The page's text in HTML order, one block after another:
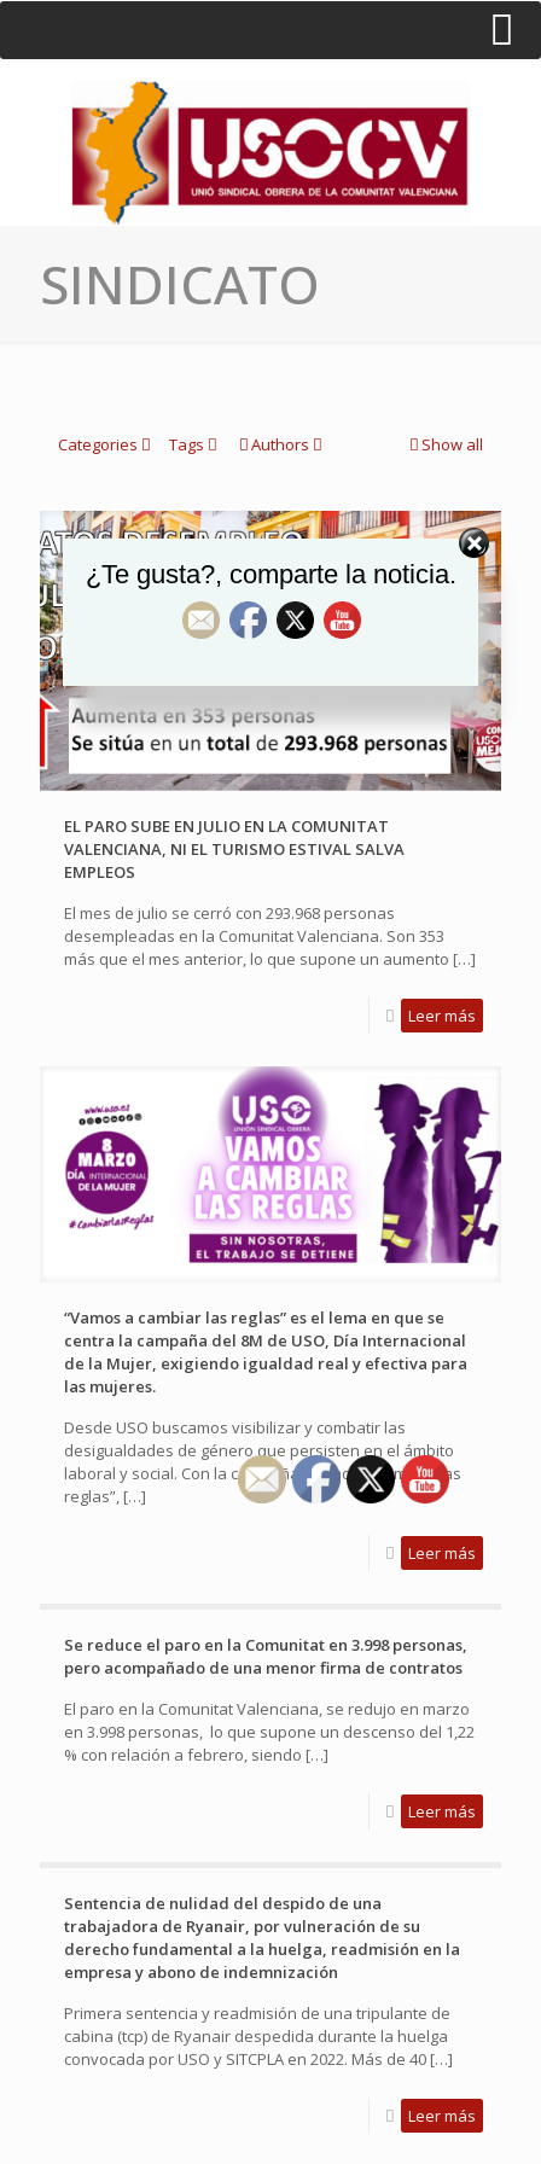
SINDICATO
Categories Tags Authors Show all
EL PARO SUBE EN JULIO EN LA COMUNITAT
VALENCIANA, NI EL TURISMO ESTIVAL SALVA
EMPLEOS
El mes de julio se cerró con 293.968 personas
desempleadas en la Comunitat Valenciana. Son 353
más que el mes anterior, lo que supone un aumento […]
Leer más
“Vamos a cambiar las reglas” es el lema en que se
centra la campaña del 8M de USO, Día Internacional
de la Mujer, exigiendo igualdad real y efectiva para
las mujeres.
Desde USO buscamos visibilizar y combatir las
desigualdades de género que persisten en el ámbito
laboral y social. Con la campaña “Vamos a cambiar las
reglas”, […]
Leer más
Se reduce el paro en la Comunitat en 3.998 personas,
pero acompañado de una menor firma de contratos
El paro en la Comunitat Valenciana, se redujo en marzo
en 3.998 personas, lo que supone un descenso del 1,22
% con relación a febrero, siendo […]
Leer más
Sentencia de nulidad del despido de una
trabajadora de Ryanair, por vulneración de su
derecho fundamental a la huelga, readmisión en la
empresa y abono de indemnización
Primera sentencia y readmisión de una tripulante de
cabina (tcp) de Ryanair despedida durante la huelga
convocada por USO y SITCPLA en 2022. Más de 40 […]
Leer más
¿Te gusta?, comparte la noticia.